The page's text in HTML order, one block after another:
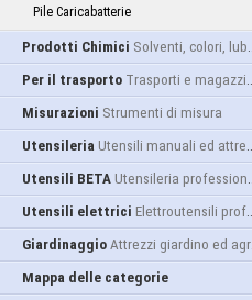
Pile Caricabatterie
Prodotti Chimici Solventi, colori, lubrificanti...
Per il trasporto Trasporti e magazzino
Misurazioni Strumenti di misura
Utensileria Utensili manuali ed attrezzature
Utensili BETA Utensileria professionale
Utensili elettrici Elettroutensili professionali
Giardinaggio Attrezzi giardino ed agricoltura
Mappa delle categorie